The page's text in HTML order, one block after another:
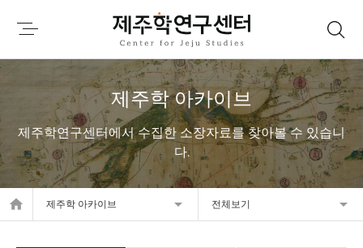
제주학 아카이브
제주학연구센터에서 수집한 소장자료를 찾아볼 수 있습니
다.
home 제주학 아카이브 전체보기